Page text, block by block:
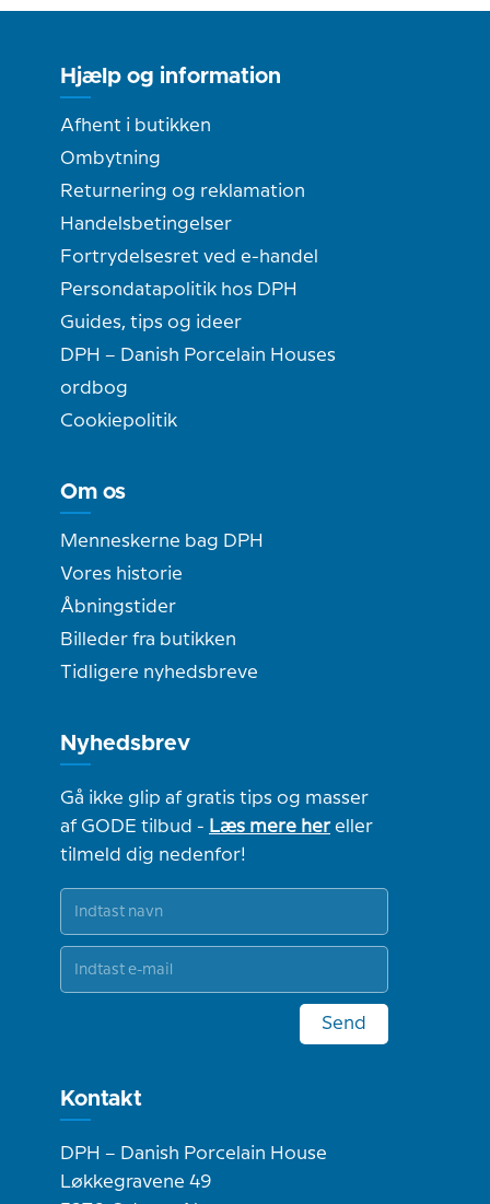
Hjælp og information
Afhent i butikken
Ombytning
Returnering og reklamation
Handelsbetingelser
Fortrydelsesret ved e-handel
Persondatapolitik hos DPH
Guides, tips og ideer
DPH – Danish Porcelain Houses
ordbog
Cookiepolitik
Om os
Menneskerne bag DPH
Vores historie
Åbningstider
Billeder fra butikken
Tidligere nyhedsbreve
Nyhedsbrev
Gå ikke glip af gratis tips og masser
af GODE tilbud - Læs mere hereller
tilmeld dig nedenfor!
Send
Kontakt
DPH – Danish Porcelain House
Løkkegravene 49